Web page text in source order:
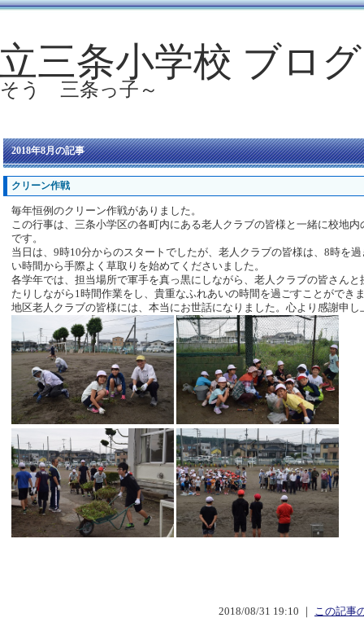
三条小学校 ブログ
う 三条っ子～
2018年8月の記事
クリーン作戦
毎年恒例のクリーン作戦がありました。
この行事は、三条小学区の各町内にある老人クラブの皆様と一緒に校地
です。
当日は、9時10分からのスタートでしたが、老人クラブの皆様は、8時を
い時間から手際よく草取りを始めてくださいました。
各学年では、担当場所で軍手を真っ黒にしながら、老人クラブの皆さん
たりしながら1時間作業をし、貴重なふれあいの時間を過ごすことができ
地区老人クラブの皆様には、本当にお世話になりました。心より感謝申し
2018/08/31 19:10 ｜ この記事